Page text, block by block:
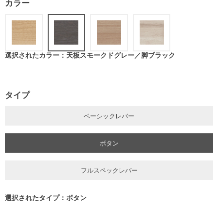
カラー
選択されたカラー：天板スモークドグレー／脚ブラック
タイプ
ベーシックレバー
ボタン
フルスペックレバー
選択されたタイプ：ボタン